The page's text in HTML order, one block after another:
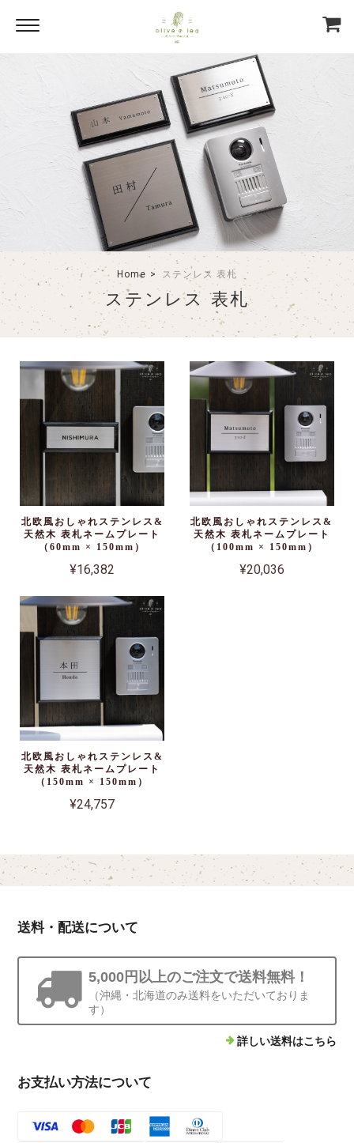
Home ステンレス 表札
ステンレス 表札
北欧風おしゃれステンレス&
天然木 表札ネームプレート
（60mm × 150mm）
¥16,382
北欧風おしゃれステンレス&
天然木 表札ネームプレート
（100mm × 150mm）
¥20,036
北欧風おしゃれステンレス&
天然木 表札ネームプレート
（150mm × 150mm）
¥24,757
送料・配送について
5,000円以上のご注文で送料無料！
（沖縄・北海道のみ送料をいただいておりま
す）
詳しい送料はこちら
お支払い方法について